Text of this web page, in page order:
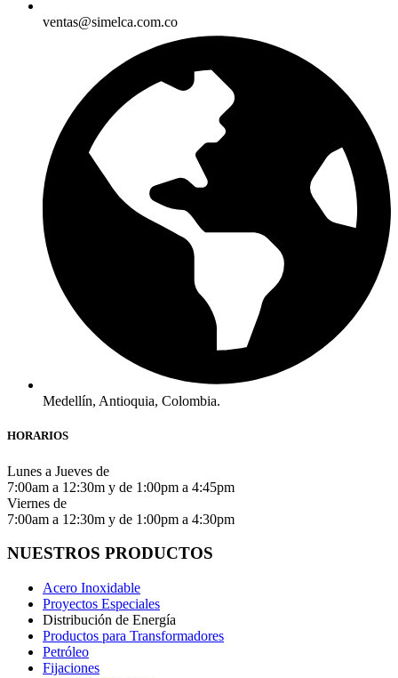
ventas@simelca.com.co
Medellín, Antioquia, Colombia.
HORARIOS
Lunes a Jueves de
7:00am a 12:30m y de 1:00pm a 4:45pm
Viernes de
7:00am a 12:30m y de 1:00pm a 4:30pm
NUESTROS PRODUCTOS
Acero Inoxidable
Proyectos Especiales
Distribución de Energía
Productos para Transformadores
Petróleo
Fijaciones